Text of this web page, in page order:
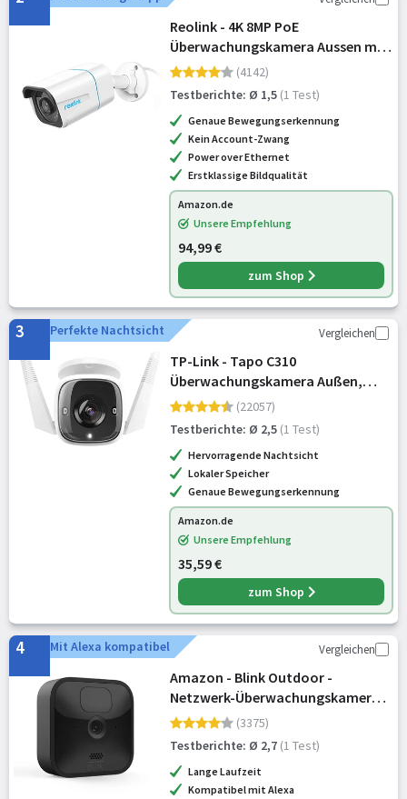
Reolink - 4K 8MP PoE
Überwachungskamera Aussen mit
Smart Erkennung, RLC-810A
(4142)
Testberichte: Ø 1,5 (1 Test)
Genaue Bewegungserkennung
Kein Account-Zwang
Power over Ethernet
Erstklassige Bildqualität
Amazon.de
Unsere Empfehlung
94,99 €
zum Shop
3 Perfekte Nachtsicht Vergleichen
TP-Link - Tapo C310
Überwachungskamera Außen,
WLAN IP Kamera, 3MP
Hochauflösung, 30m Nachtsicht,
Bewegungserkennung, IP66
wasserdicht,Alarmmeldung, Zwei
(22057)
Testberichte: Ø 2,5 (1 Test)
Hervorragende Nachtsicht
Lokaler Speicher
Genaue Bewegungserkennung
Amazon.de
Unsere Empfehlung
35,59 €
zum Shop
4 Mit Alexa kompatibel Vergleichen
Amazon - Blink Outdoor -
Netzwerk-Überwachungskamera -
Außenbereich - wetterfest - Farbe
(Tag&Nacht)
(3375)
Testberichte: Ø 2,7 (1 Test)
Lange Laufzeit
Kompatibel mit Alexa